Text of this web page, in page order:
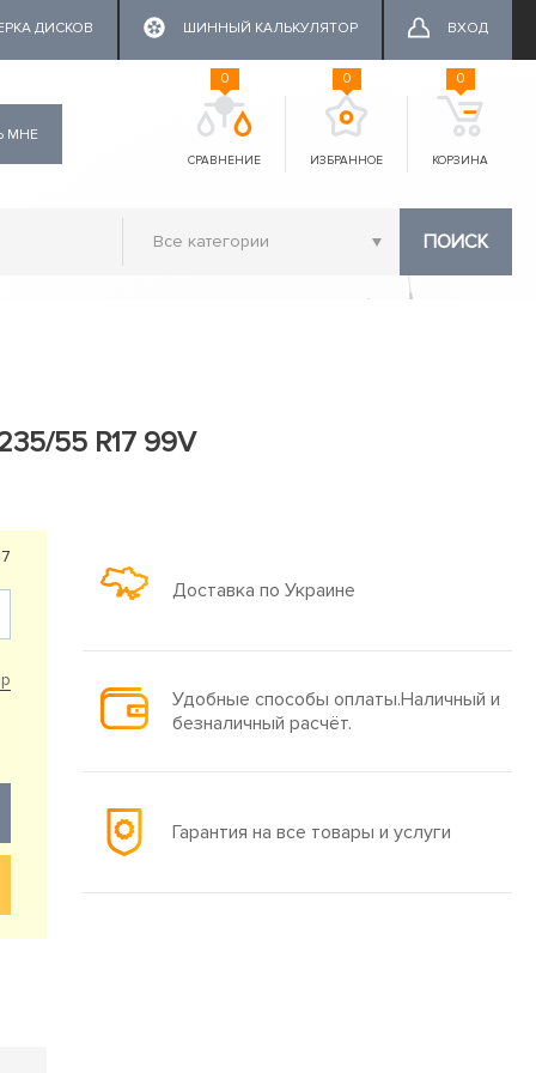
ДИСКОВ ШИННЫЙ КАЛЬКУЛЯТОР ВХОД
МНЕ
СРАВНЕНИЕ
0
ИЗБРАННОЕ
0
КОРЗИНА
0
ПОИСК
55 R17 99V
Доставка по Украине
Удобные способы оплаты.Наличный и
безналичный расчёт.
Гарантия на все товары и услуги